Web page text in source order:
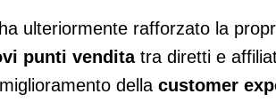
ha ulteriormente rafforzato la
punti venditatra diretti e
della customer